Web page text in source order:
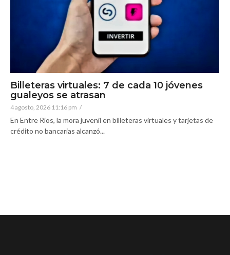
Billeteras virtuales: 7 de cada 10 jóvenes
gualeyos se atrasan
4 agosto, 2026 11:16 pm /
En Entre Ríos, la mora juvenil en billeteras virtuales y tarjetas de
crédito no bancarias alcanzó...